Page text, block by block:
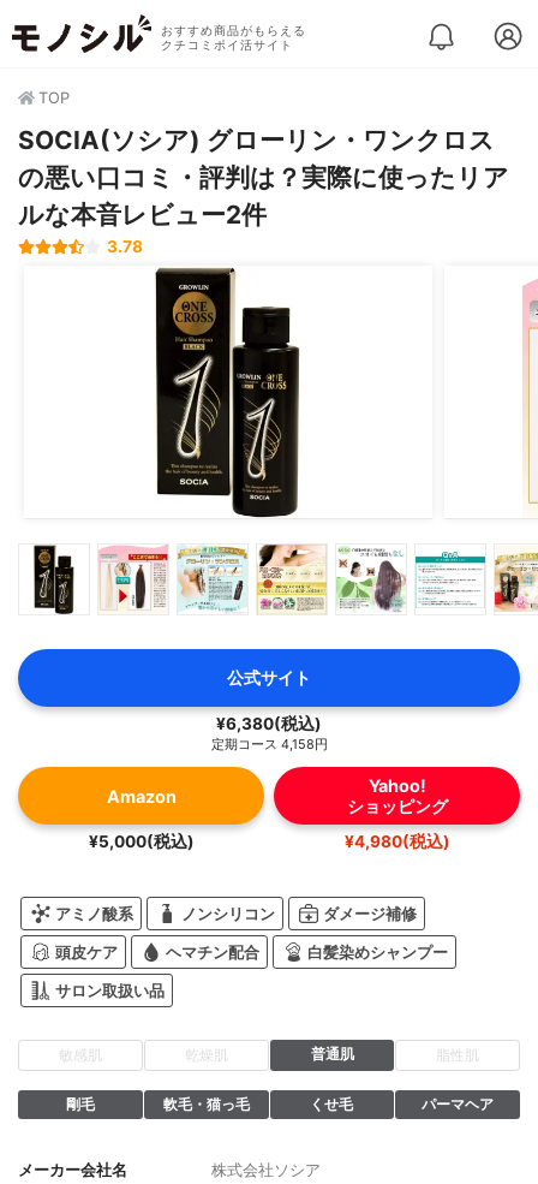
おすすめ商品がもらえる
クチコミポイ活サイト
TOP
SOCIA(ソシア) グローリン・ワンクロス
の悪い口コミ・評判は？実際に使ったリア
ルな本音レビュー2件
3.78
公式サイト
¥6,380(税込)
定期コース 4,158円
Amazon
¥5,000(税込)
Yahoo!
ショッピング
¥4,980(税込)
アミノ酸系 ノンシリコン ダメージ補修
頭皮ケア ヘマチン配合 白髪染めシャンプー
サロン取扱い品
敏感肌 乾燥肌 普通肌 脂性肌
剛毛 軟毛・猫っ毛 くせ毛 パーマヘア
メーカー会社名
株式会社ソシア